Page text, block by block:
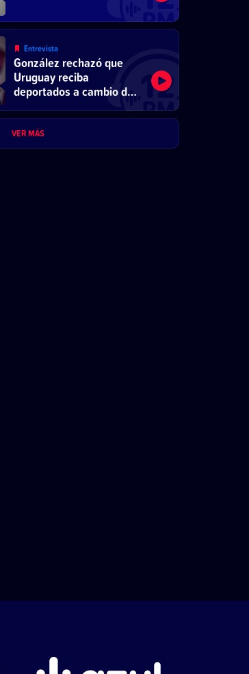
Entrevista
González rechazó que
Uruguay reciba
deportados a cambio de
VER MÁS